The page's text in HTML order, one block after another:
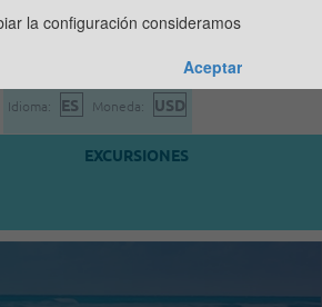
Idioma: Moneda:
EXCURSIONES
la configuración consideramos
Aceptar